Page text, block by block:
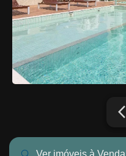
arrow_back_ios_new
Ver imóveis à Venda